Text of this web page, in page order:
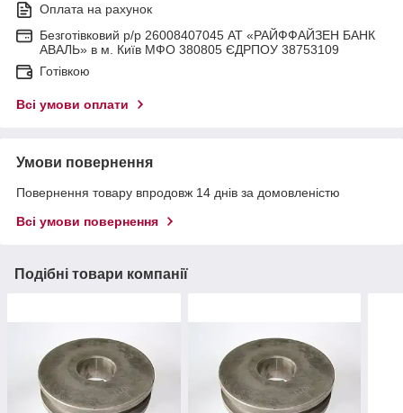
Оплата на рахунок
Безготівковий р/р 26008407045 АТ «РАЙФФАЙЗЕН БАНК
АВАЛЬ» в м. Київ МФО 380805 ЄДРПОУ 38753109
Готівкою
Всі умови оплати
Умови повернення
Повернення товару впродовж 14 днів за домовленістю
Всі умови повернення
Подібні товари компанії